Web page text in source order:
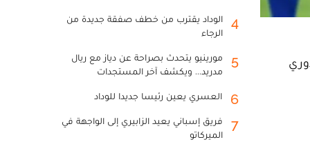
مباريات الأسبوع الـ 27 من الدوري
4
الوداد يقترب من خطف صفقة جديدة من
الرجاء
5
مورينيو يتحدث بصراحة عن دياز مع ريال
مدريد... ويكشف آخر المستجدات
6 العسري يعين رئيسا جديدا للوداد
7
فريق إسباني يعيد الزابيري إلى الواجهة في
الميركاتو